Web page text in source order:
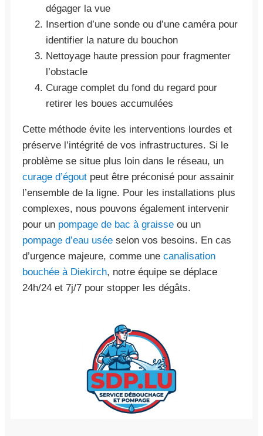
dégager la vue
Insertion d’une sonde ou d’une caméra pour
identifier la nature du bouchon
Nettoyage haute pression pour fragmenter
l’obstacle
Curage complet du fond du regard pour
retirer les boues accumulées
Cette méthode évite les interventions lourdes et
préserve l’intégrité de vos infrastructures. Si le
problème se situe plus loin dans le réseau, un
curage d’égout peut être préconisé pour assainir
l’ensemble de la ligne. Pour les installations plus
complexes, nous pouvons également intervenir
pour un pompage de bac à graisse ou un
pompage d’eau usée selon vos besoins. En cas
d’urgence majeure, comme une canalisation
bouchée à Diekirch, notre équipe se déplace
24h/24 et 7j/7 pour stopper les dégâts.